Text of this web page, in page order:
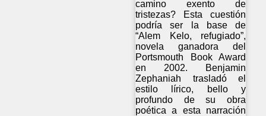
camino exento de
tristezas? Esta cuestión
podría ser la base de
“Alem Kelo, refugiado”,
novela ganadora del
Portsmouth Book Award
en 2002. Benjamin
Zephaniah trasladó el
estilo lírico, bello y
profundo de su obra
poética a esta narración